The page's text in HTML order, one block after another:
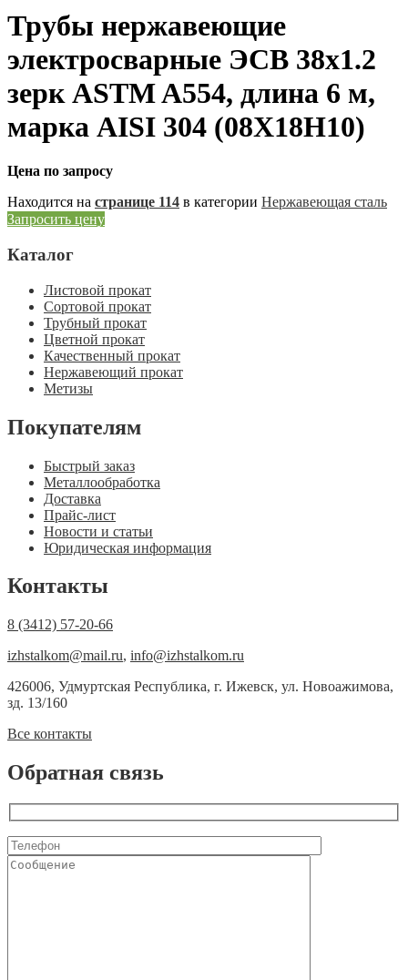
Трубы нержавеющие
электросварные ЭСВ 38х1.2
зерк ASTM A554, длина 6 м,
марка AISI 304 (08Х18Н10)
Цена по запросу
Находится на странице 114 в категории Нержавеющая сталь
Запросить цену
Каталог
Листовой прокат
Сортовой прокат
Трубный прокат
Цветной прокат
Качественный прокат
Нержавеющий прокат
Метизы
Покупателям
Быстрый заказ
Металлообработка
Доставка
Прайс-лист
Новости и статьи
Юридическая информация
Контакты
8 (3412) 57-20-66
izhstalkom@mail.ru, info@izhstalkom.ru
426006, Удмуртская Республика, г. Ижевск, ул. Новоажимова,
зд. 13/160
Все контакты
Обратная связь